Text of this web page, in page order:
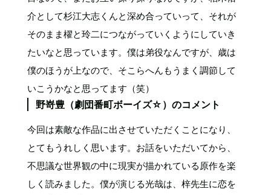
介として杉江大志くんと深め合っていって、それが
そのまま櫂と玲二につながっていくようにしていき
たいなと思っています。僕は弟役なんですが、歳は
僕のほうが上なので、そこらへんもうまく調節して
いこうかなと思ってます（笑）
野嵜豊（劇団番町ボーイズ☆）のコメント
今回は素敵な作品に出させていただくことになり、
とてもうれしく思います。お話をいただいてから、
不思議な世界観の中に現実が描かれている原作を楽
しく読みました。僕が演じる光哉は、梓先生に恋を